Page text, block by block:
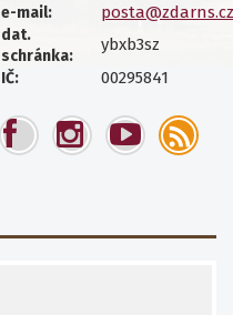
e-mail: posta@zdarns.cz
dat.
schránka:
ybxb3sz
IČ: 00295841